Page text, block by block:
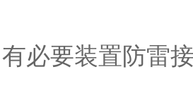
必要装置防雷